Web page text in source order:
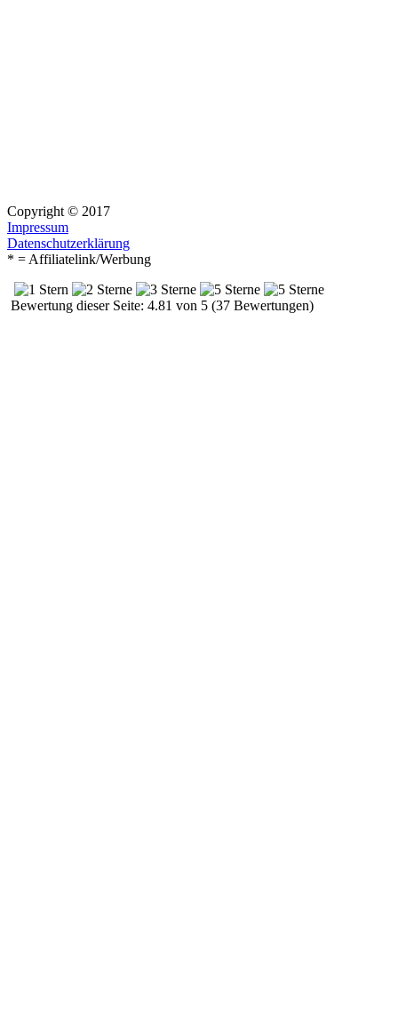
Copyright © 2017
Impressum
Datenschutzerklärung
* = Affiliatelink/Werbung
Bewertung dieser Seite: 4.81 von 5 (37 Bewertungen)